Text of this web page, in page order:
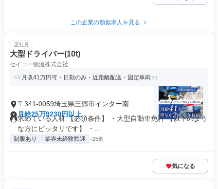
この企業の類似求人を見る
正社員
大型ドライバー(10t)
セイコー物流株式会社
月収41万円可・日勤のみ・近距離配送・固定車両
〒341-0059埼玉県三郷市インター南
月給25万9230円以上
求めている人材 【必須条件】 ・大型自動車免許 【以下のよう
な方にピッタリです】 ・...
制服あり 業界未経験歓迎 +25個
気になる